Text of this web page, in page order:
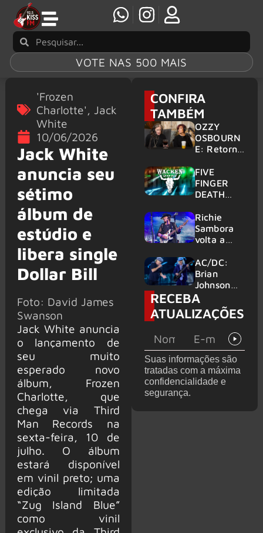
VOTE NAS 500 MAIS
'Frozen
Charlotte', Jack
White
10/06/2026
Jack White
anuncia seu
sétimo
álbum de
estúdio e
libera single
Dollar Bill
Foto: David James
Swanson
Jack White anuncia
o lançamento de
seu muito
esperado novo
álbum, Frozen
Charlotte, que
chega via Third
Man Records na
sexta-feira, 10 de
julho. O álbum
estará disponível
em vinil preto; uma
edição limitada
“Zug Island Blue”
como vinil
CONFIRA
TAMBÉM
OZZY
OSBOURN
E: Retorno
em 2027 é
confirmad
o por
FIVE
FINGER
DEATH
HELLOWE
EN:
Gigantes
anunciados
no Wacken
2027
Richie
Sambora
volta a
clássicos
do Bon
Jovi com o
supergrupo
Kings of
Chaos nos
Unidos
AC/DC:
Brian
Johnson
quase é
atingido
por canhão
RECEBA
ATUALIZAÇÕES
Suas informações são
tratadas com a máxima
confidencialidade e
segurança.